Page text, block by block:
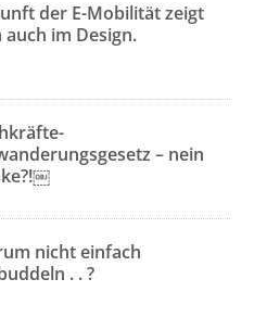
der E-Mobilität zeigt
auch im Design.
– nein
nicht einfach
. . ?